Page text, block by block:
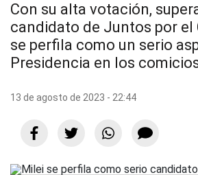
Con su alta votación,
candidato de Juntos por el
se perfila como un serio
Presidencia en los
13 de agosto de 2023 - 22:44